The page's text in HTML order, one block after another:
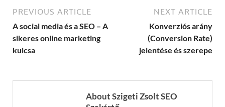
PREVIOUS ARTICLE
A social media és a SEO – A
sikeres online marketing
kulcsa
NEXT ARTICLE
Konverziós arány
(Conversion Rate)
jelentése és szerepe
About Szigeti Zsolt SEO